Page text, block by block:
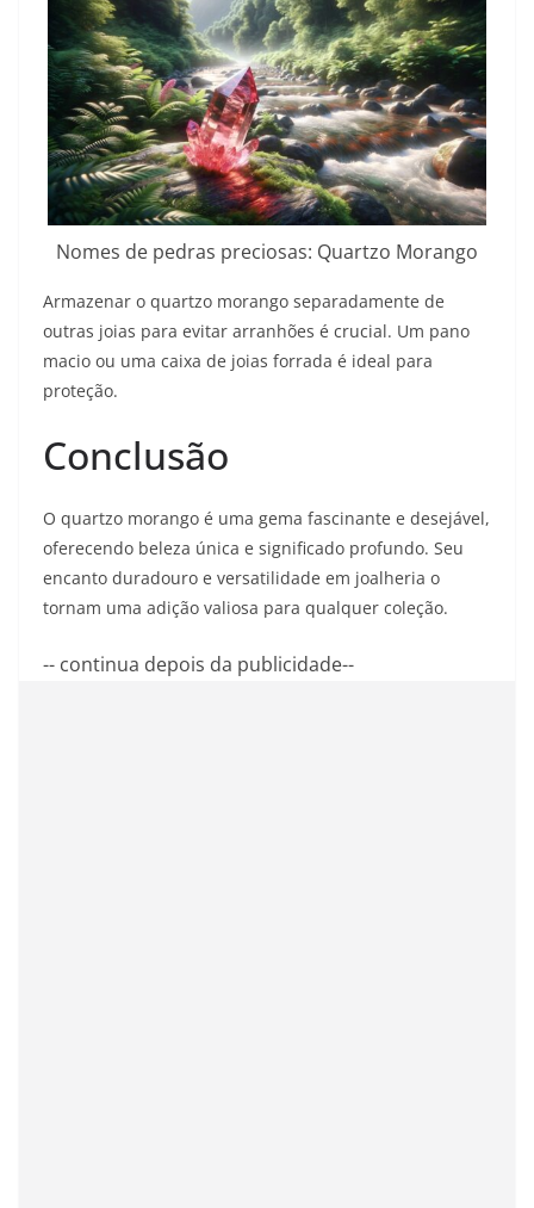
Nomes de pedras preciosas: Quartzo Morango
Armazenar o quartzo morango separadamente de
outras joias para evitar arranhões é crucial. Um pano
macio ou uma caixa de joias forrada é ideal para
proteção.
Conclusão
O quartzo morango é uma gema fascinante e desejável,
oferecendo beleza única e significado profundo. Seu
encanto duradouro e versatilidade em joalheria o
tornam uma adição valiosa para qualquer coleção.
-- continua depois da publicidade--